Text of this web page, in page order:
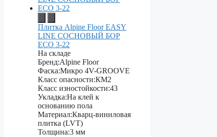
Плитка Alpine Floor EASY
LINE СОСНОВЫЙ БОР
ECO 3-22
На складе
Бренд:Alpine Floor
Фаска:Микро 4V-GROOVE
Класс опасности:КМ2
Класс изностойкости:43
Укладка:На клей к
основанию пола
Материал:Кварц-виниловая
плитка (LVT)
Толщина:3 мм